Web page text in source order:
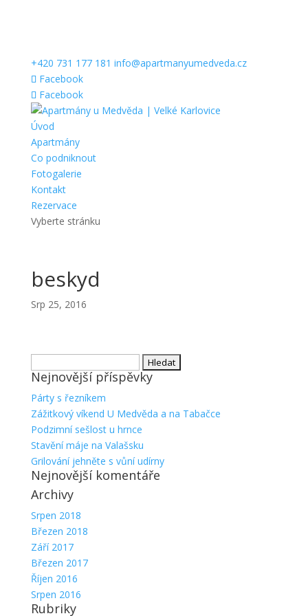
+420 731 177 181 info@apartmanyumedveda.cz
Facebook
Facebook
Úvod
Apartmány
Co podniknout
Fotogalerie
Kontakt
Rezervace
Vyberte stránku
beskyd
Srp 25, 2016
Nejnovější příspěvky
Párty s řezníkem
Zážitkový víkend U Medvěda a na Tabačce
Podzimní sešlost u hrnce
Stavění máje na Valašsku
Grilování jehněte s vůní udírny
Nejnovější komentáře
Archivy
Srpen 2018
Březen 2018
Září 2017
Březen 2017
Říjen 2016
Srpen 2016
Rubriky